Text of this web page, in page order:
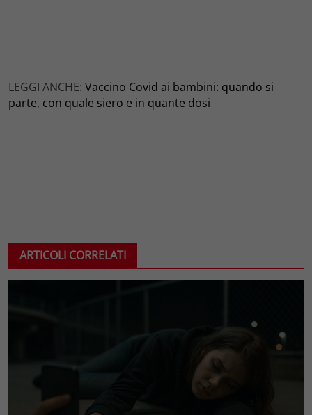
LEGGI ANCHE: Vaccino Covid ai bambini: quando si
parte, con quale siero e in quante dosi
ARTICOLI CORRELATI